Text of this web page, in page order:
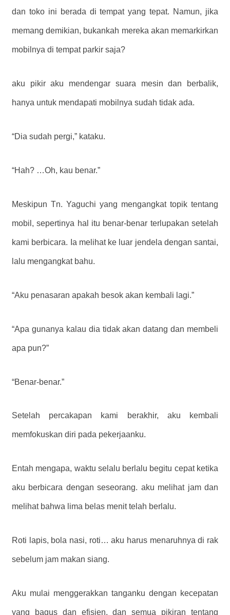
dan toko ini berada di tempat yang tepat. Namun, jika
memang demikian, bukankah mereka akan memarkirkan
mobilnya di tempat parkir saja?
aku pikir aku mendengar suara mesin dan berbalik,
hanya untuk mendapati mobilnya sudah tidak ada.
“Dia sudah pergi,” kataku.
“Hah? …Oh, kau benar.”
Meskipun Tn. Yaguchi yang mengangkat topik tentang
mobil, sepertinya hal itu benar-benar terlupakan setelah
kami berbicara. Ia melihat ke luar jendela dengan santai,
lalu mengangkat bahu.
“Aku penasaran apakah besok akan kembali lagi.”
“Apa gunanya kalau dia tidak akan datang dan membeli
apa pun?”
“Benar-benar.”
Setelah percakapan kami berakhir, aku kembali
memfokuskan diri pada pekerjaanku.
Entah mengapa, waktu selalu berlalu begitu cepat ketika
aku berbicara dengan seseorang. aku melihat jam dan
melihat bahwa lima belas menit telah berlalu.
Roti lapis, bola nasi, roti… aku harus menaruhnya di rak
sebelum jam makan siang.
Aku mulai menggerakkan tanganku dengan kecepatan
yang bagus dan efisien, dan semua pikiran tentang